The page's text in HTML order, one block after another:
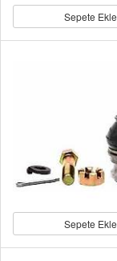
Sepete Ekle
Sepete Ekle